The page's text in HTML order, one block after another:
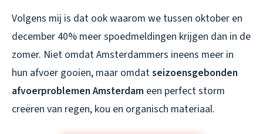
Volgens mij is dat ook waarom we tussen oktober en
december 40% meer spoedmeldingen krijgen dan in de
zomer. Niet omdat Amsterdammers ineens meer in
hun afvoer gooien, maar omdatseizoensgebonden
afvoerproblemen Amsterdam een perfect storm
creëren van regen, kou en organisch materiaal.